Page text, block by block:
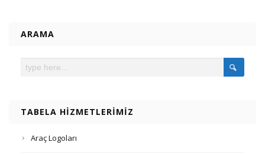
ARAMA
TABELA HIZMETLERIMIZ
Araç Logoları